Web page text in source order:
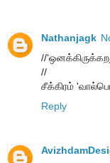
Nathanjagk
//
//
சீக்கிரம்
Reply